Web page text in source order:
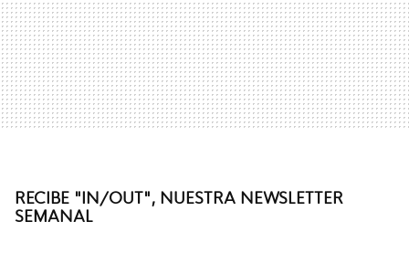
RECIBE "IN/OUT", NUESTRA NEWSLETTER
SEMANAL